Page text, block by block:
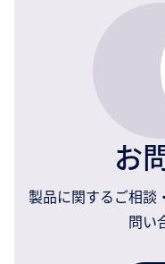
お
製品に関するご相談
問い